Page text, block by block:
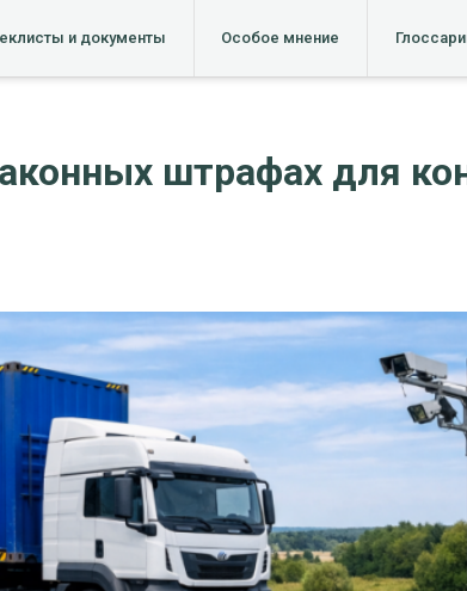
и документы Особое мнение
штрафах для